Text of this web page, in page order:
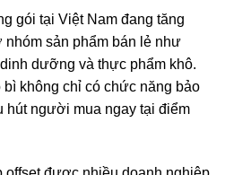
gói tại Việt Nam đang tăng
sản phẩm bán lẻ như
dưỡng và thực phẩm khô.
không chỉ có chức năng bảo
hút người mua ngay tại điểm